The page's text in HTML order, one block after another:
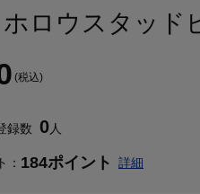
ロウスタッド
(税込)
録数 0人
： 184ポイント 詳細